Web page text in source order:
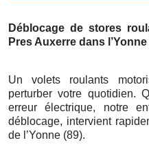
Déblocage de stores
Pres Auxerre dans l’Yonne
Un volets roulants
perturber votre quotidien.
erreur électrique, notre
déblocage, intervient
de l’Yonne (89).